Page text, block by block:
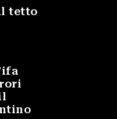
tetto